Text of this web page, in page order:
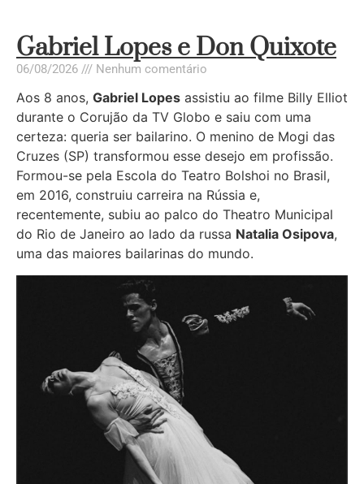
Gabriel Lopes e Don Quixote
06/08/2026 Nenhum comentário
Aos 8 anos, Gabriel Lopes assistiu ao filme Billy Elliot
durante o Corujão da TV Globo e saiu com uma
certeza: queria ser bailarino. O menino de Mogi das
Cruzes (SP) transformou esse desejo em profissão.
Formou-se pela Escola do Teatro Bolshoi no Brasil,
em 2016, construiu carreira na Rússia e,
recentemente, subiu ao palco do Theatro Municipal
do Rio de Janeiro ao lado da russa Natalia Osipova,
uma das maiores bailarinas do mundo.